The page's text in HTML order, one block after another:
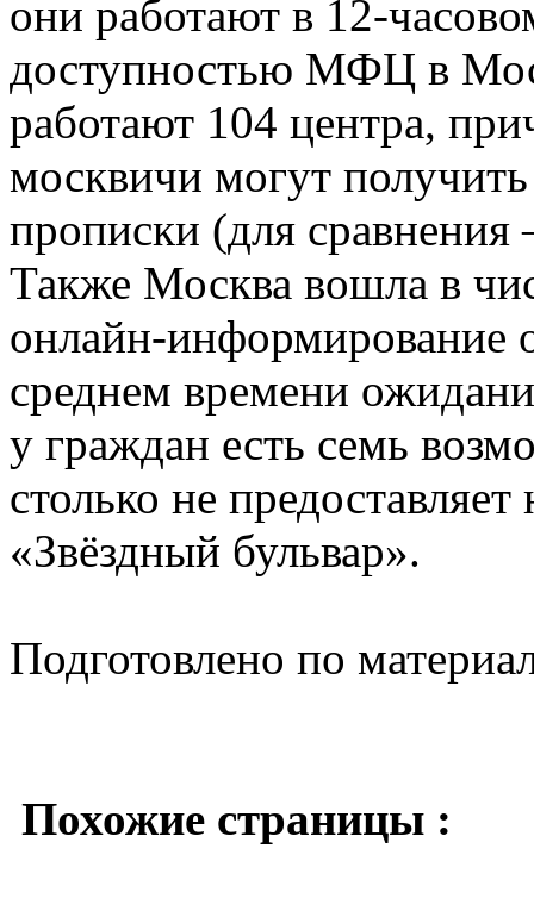
они работают в 12-
доступностью МФЦ в
работают 104 центра,
москвичи могут
прописки (для
Также Москва вошла в
онлайн-
среднем времени
у граждан есть семь
столько не
«Звёздный бульвар».
Подготовлено по
Похожие страницы :